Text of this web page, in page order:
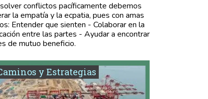
conflictos pacíficamente debemos
la empatía y la ecpatia, pues con amas
Entender que sienten - Colaborar en la
entre las partes - Ayudar a encontrar
de mutuo beneficio.
y Estrategias